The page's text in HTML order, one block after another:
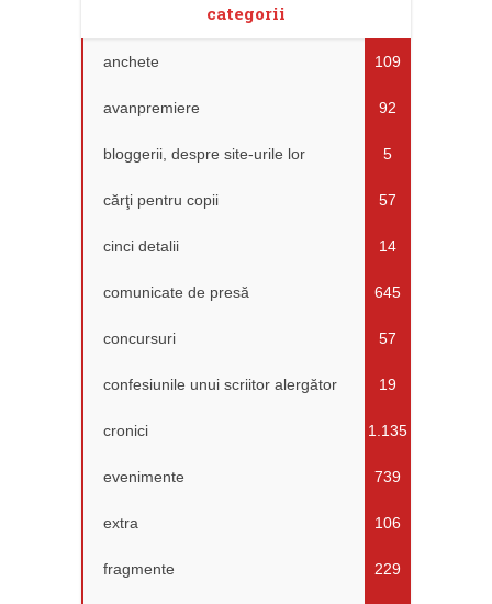
categorii
anchete 109
avanpremiere 92
bloggerii, despre site-urile lor 5
cărţi pentru copii 57
cinci detalii 14
comunicate de presă 645
concursuri 57
confesiunile unui scriitor alergător 19
cronici 1.135
evenimente 739
extra 106
fragmente 229